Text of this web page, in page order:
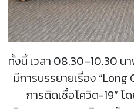
ทั้งนี้ เวลา 08.30–10.30 น
มีการบรรยายเรื่อง
การติดเชื้อโควิด-19”